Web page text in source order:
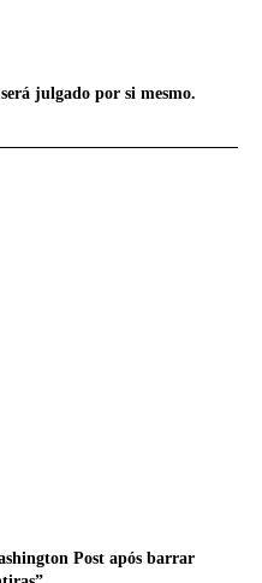
julgado por si mesmo.
Post após barrar